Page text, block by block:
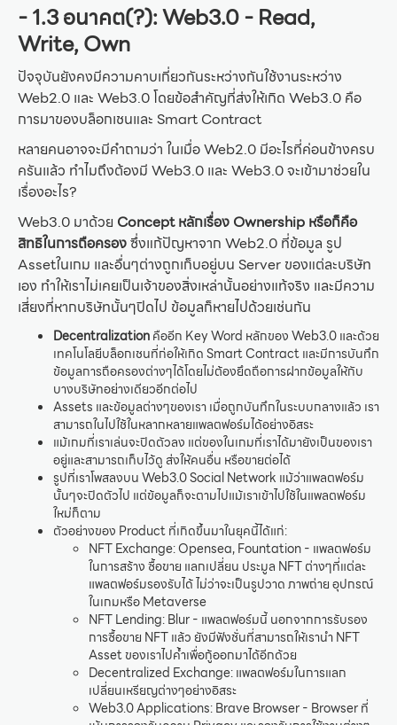
- 1.3 อนาคต(?): Web3.0 - Read,
Write, Own
ปัจจุบันยังคงมีความคาบเกี่ยวกันระหว่างกันใช้งานระหว่าง
Web2.0 และ Web3.0 โดยข้อสำคัญที่ส่งให้เกิด Web3.0 คือ
การมาของบล็อกเชนและ Smart Contract
หลายคนอาจจะมีคำถามว่า ในเมื่อ Web2.0 มีอะไรที่ค่อนข้างครบ
ครันแล้ว ทำไมถึงต้องมี Web3.0 และ Web3.0 จะเข้ามาช่วยใน
เรื่องอะไร?
Web3.0 มาด้วย Concept หลักเรื่อง Ownership หรือก็คือ
สิทธิในการถือครองซึ่งแก้ปัญหาจาก Web2.0 ที่ข้อมูล รูป
Assetในเกม และอื่นๆต่างถูกเก็บอยู่บน Server ของแต่ละบริษัท
เอง ทำให้เราไม่เคยเป็นเจ้าของสิ่งเหล่านั้นอย่างแท้จริง และมีความ
เสี่ยงที่หากบริษัทนั้นๆปิดไป ข้อมูลก็หายไปด้วยเช่นกัน
Decentralizationคืออีก Key Word หลักของ Web3.0 และด้วย
เทคโนโลยีบล็อกเชนที่ก่อให้เกิด Smart Contract และมีการบันทึก
ข้อมูลการถือครองต่างๆได้โดยไม่ต้องยึดถือการฝากข้อมูลให้กับ
บางบริษัทอย่างเดียวอีกต่อไป
Assets และข้อมูลต่างๆของเรา เมื่อถูกบันทึกในระบบกลางแล้ว เรา
สามารถในไปใช้ในหลากหลายแพลตฟอร์มได้อย่างอิสระ
แม้เกมที่เราเล่นจะปิดตัวลง แต่ของในเกมที่เราได้มายังเป็นของเรา
อยู่และสามารถเก็บไว้ดู ส่งให้คนอื่น หรือขายต่อได้
รูปที่เราโพสลงบน Web3.0 Social Network แม้ว่าแพลตฟอร์ม
นั้นๆจะปิดตัวไป แต่ข้อมูลก็จะตามไปแม้เราเข้าไปใช้ในแพลตฟอร์ม
ใหม่ก็ตาม
ตัวอย่างของ Product ที่เกิดขึ้นมาในยุคนี้ได้แก่:
NFT Exchange: Opensea, Fountation - แพลตฟอร์ม
ในการสร้าง ซื้อขาย แลกเปลี่ยน ประมูล NFT ต่างๆที่แต่ละ
แพลตฟอร์มรองรับได้ ไม่ว่าจะเป็นรูปวาด ภาพถ่าย อุปกรณ์
ในเกมหรือ Metaverse
NFT Lending: Blur - แพลตฟอร์มนี้ นอกจากการรับรอง
การซื้อขาย NFT แล้ว ยังมีฟังชั่นที่สามารถให้เรานำ NFT
Asset ของเราไปค้ำเพื่อกู้ออกมาได้อีกด้วย
Decentralized Exchange: แพลตฟอร์มในการแลก
เปลี่ยนเหรียญต่างๆอย่างอิสระ
Web3.0 Applications: Brave Browser - Browser ที่